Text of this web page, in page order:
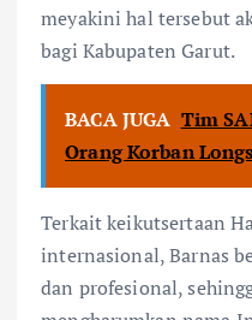
meyakini hal tersebut
bagi Kabupaten Garut.
BACA JUGA Tim
Orang Korban
Terkait keikutsertaan
internasional, Barnas
dan profesional,